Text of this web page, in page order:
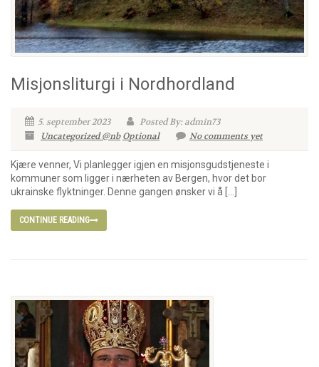
Misjonsliturgi i Nordhordland
5. september 2023
Posted By: admin73
Uncategorized @nb Optional No comments yet
Kjære venner, Vi planlegger igjen en misjonsgudstjeneste i
kommuner som ligger i nærheten av Bergen, hvor det bor
ukrainske flyktninger. Denne gangen ønsker vi å […]
CONTINUE READING